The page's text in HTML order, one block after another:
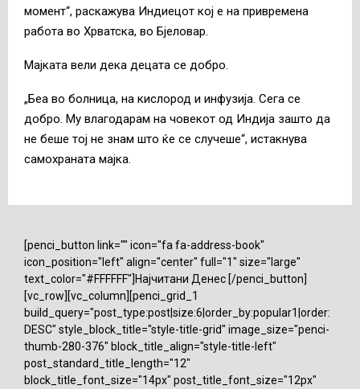
момент“, раскажува Индиецот кој е на привремена
работа во Хрватска, во Бјеловар.
Мајката вели дека децата се добро.
„Беа во болница, на кислород и инфузија. Сега се
добро. Му влагодарам на човекот од Индија зашто да
не беше тој не знам што ќе се случеше“, истакнува
самохраната мајка.
[penci_button link="" icon="fa fa-address-book"
icon_position="left" align="center" full="1" size="large"
text_color="#FFFFFF"]Најчитани Денес [/penci_button]
[vc_row][vc_column][penci_grid_1
build_query="post_type:post|size:6|order_by:popular1|order:
DESC" style_block_title="style-title-grid" image_size="penci-
thumb-280-376" block_title_align="style-title-left"
post_standard_title_length="12"
block_title_font_size="14px" post_title_font_size="12px"